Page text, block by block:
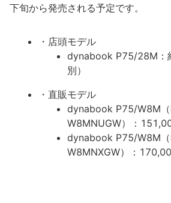
下旬から発売される予定です。
・店頭モデル
dynabook P75/28M：
別）
・直販モデル
dynabook P75/W8M
W8MNUGW）：
dynabook P75/W8M
W8MNXGW）：